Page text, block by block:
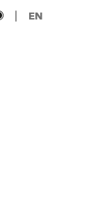
wysoki
kontrast
EN